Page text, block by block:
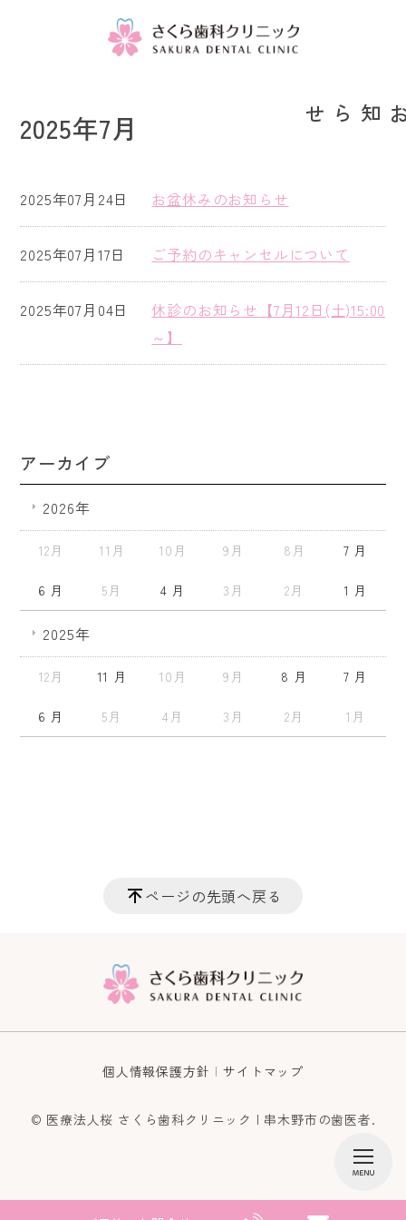
お知らせ
2025年7月
お盆休みのお知らせ
2025年07月24日
ご予約のキャンセルについて
2025年07月17日
休診のお知らせ【7月12日(土)15:00
～】
2025年07月04日
アーカイブ
2026年
12月 11月 10月 9月 8月 7 月
6 月 5月 4 月 3月 2月 1 月
2025年
12月 11 月 10月 9月 8 月 7 月
6 月 5月 4月 3月 2月 1月
ページの先頭へ戻る
個人情報保護方針 サイトマップ
© 医療法人桜 さくら歯科クリニック | 串木野市の歯医者.